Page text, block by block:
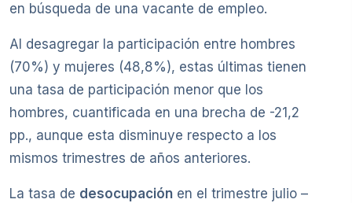
en búsqueda de una vacante de empleo.
Al desagregar la participación entre hombres
(70%) y mujeres (48,8%), estas últimas tienen
una tasa de participación menor que los
hombres, cuantificada en una brecha de -21,2
pp., aunque esta disminuye respecto a los
mismos trimestres de años anteriores.
La tasa de desocupación en el trimestre julio –